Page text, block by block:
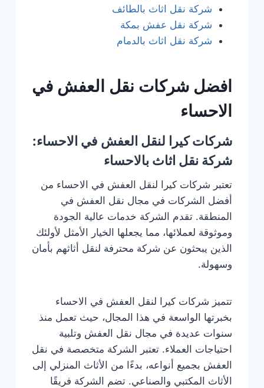
شركة نقل اثاث بالطائف
شركة نقل عفش بمكة
شركة نقل اثاث بالدمام
افضل شركات نقل العفش في
الاحساء
شركات كيرا لنقل العفش في الاحساء:
شركة نقل اثاث بالاحساء
تعتبر شركات كيرا لنقل العفش في الاحساء من
أفضل الشركات في مجال نقل العفش في
المنطقة. تقدم الشركة خدمات عالية الجودة
وموثوقة لعملائها، مما يجعلها الخيار الأمثل لأولئك
الذين يبحثون عن شركة محترفة لنقل أثاثهم بأمان
وسهولة.
تتميز شركات كيرا لنقل العفش في الاحساء
بخبرتها الواسعة في هذا المجال، حيث تعمل منذ
سنوات عديدة في مجال نقل العفش وتلبية
احتياجات العملاء. تعتبر الشركة متخصصة في نقل
العفش بجميع أنواعه، بدءًا من الأثاث المنزلي إلى
الأثاث المكتبي والصناعي. تضم الشركة فريقًا